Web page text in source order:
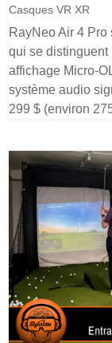
Casques VR XR
RayNeo Air 4
qui se
affichage Micro-
système audio
299 $ (environ